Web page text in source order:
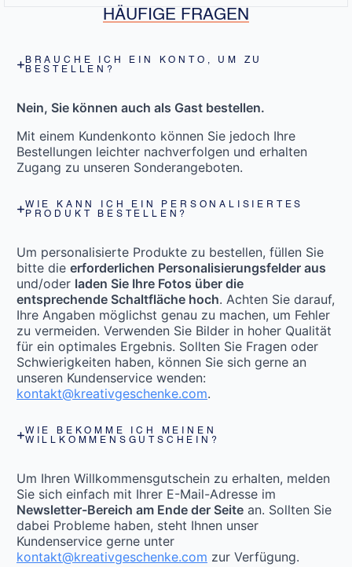
HÄUFIGE FRAGEN
BRAUCHE ICH EIN KONTO, UM ZU
BESTELLEN?
Nein, Sie können auch als Gast bestellen.
Mit einem Kundenkonto können Sie jedoch Ihre
Bestellungen leichter nachverfolgen und erhalten
Zugang zu unseren Sonderangeboten.
WIE KANN ICH EIN PERSONALISIERTES
PRODUKT BESTELLEN?
Um personalisierte Produkte zu bestellen, füllen Sie
bitte die erforderlichen Personalisierungsfelder aus
und/oder laden Sie Ihre Fotos über die
entsprechende Schaltfläche hoch. Achten Sie darauf,
Ihre Angaben möglichst genau zu machen, um Fehler
zu vermeiden. Verwenden Sie Bilder in hoher Qualität
für ein optimales Ergebnis. Sollten Sie Fragen oder
Schwierigkeiten haben, können Sie sich gerne an
unseren Kundenservice wenden:
kontakt@kreativgeschenke.com.
WIE BEKOMME ICH MEINEN
WILLKOMMENSGUTSCHEIN?
Um Ihren Willkommensgutschein zu erhalten, melden
Sie sich einfach mit Ihrer E-Mail-Adresse im
Newsletter-Bereich am Ende der Seite an. Sollten Sie
dabei Probleme haben, steht Ihnen unser
Kundenservice gerne unter
kontakt@kreativgeschenke.com zur Verfügung.